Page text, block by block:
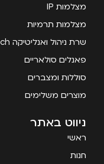
מצלמות IP
מצלמות תרמיות
שרת ניהול ואנליטיקה OutWatch
פאנלים סולאריים
סוללות ומצברים
מוצרים משלימים
ניווט באתר
ראשי
חנות